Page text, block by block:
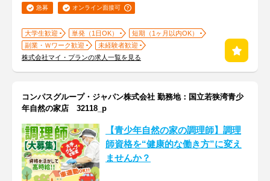
急募 オンライン面接可
大学生歓迎 単発（1日OK）
短期（1ヶ月以内OK）
副業・Ｗワーク歓迎
未経験者歓迎
株式会社マイ・プランの求人一覧を見る
コンパスグループ・ジャパン株式会社 勤務地：国立若狭湾青少
年自然の家店 32118_p
【青少年自然の家の調理師】調理
師資格を“健康的な働き方”に変え
ませんか？